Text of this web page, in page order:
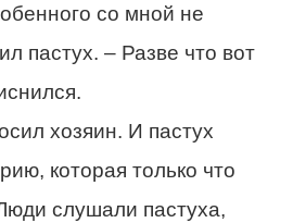
со мной не
пастух. – Разве что вот
хозяин. И пастух
которая только что
слушали пастуха,